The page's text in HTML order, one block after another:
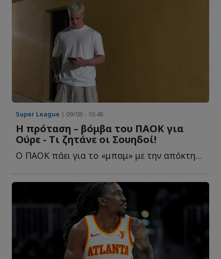
Super League | 09/08 - 10:48
Η πρόταση – βόμβα του ΠΑΟΚ για
Ούρε - Tι ζητάνε οι Σουηδοί!
Ο ΠΑΟΚ πάει για το «μπαμ» με την απόκτηση του 22χρονου σ...